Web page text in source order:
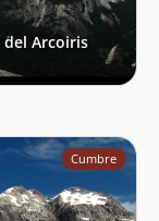
Arcoiris
Cumbre